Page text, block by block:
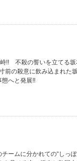
!! 不殺の誓いを立てる
前の殺意に飲み込まれ
態へと発展!!
ームに分かれての“しっ